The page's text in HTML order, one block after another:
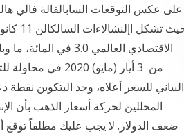
على عكس التوقعات السابالقالة فالي
من 3 أيار (مايو)
البياني للسعر أعلاه، وجد البتكوين
المحللين لحركة أسعار الذهب بأن
ضعف الدولار. لا يجب عليك مطلقاً توقع